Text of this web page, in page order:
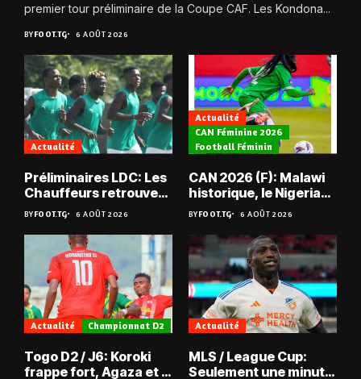
premier tour préliminaire de la Coupe CAF. Les Kondona...
BYFOOT.TG 6 AOÛT 2026
Actualité
Préliminaires LDC: Les
Chauffeurs retrouvent
les Mimos
BYFOOT.TG 6 AOÛT 2026
Actualité
CAN Féminine 2026
Football Féminin
CAN 2026 (F): Malawi
historique, le Nigeria
sauvé, la Zambie
éliminée
BYFOOT.TG 6 AOÛT 2026
Actualité Championnat D2
Togo D2 / J6: Koroki
frappe fort, Agaza et la
Actualité
MLS / League Cup:
Seulement une minute